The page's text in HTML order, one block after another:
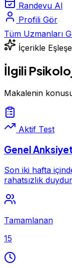
Randevu Al
Profili Gör
Tüm Uzmanları
İçerikle
İlgili
Makalenin
Aktif Test
Genel
Son iki hafta
rahatsızlık
Tamamlanan
15